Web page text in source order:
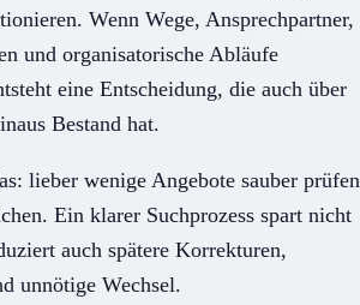
Wenn Wege, Ansprechpartner,
und organisatorische Abläufe
eine Entscheidung, die auch über
Bestand hat.
lieber wenige Angebote sauber prüfen
Ein klarer Suchprozess spart nicht
auch spätere Korrekturen,
unnötige Wechsel.